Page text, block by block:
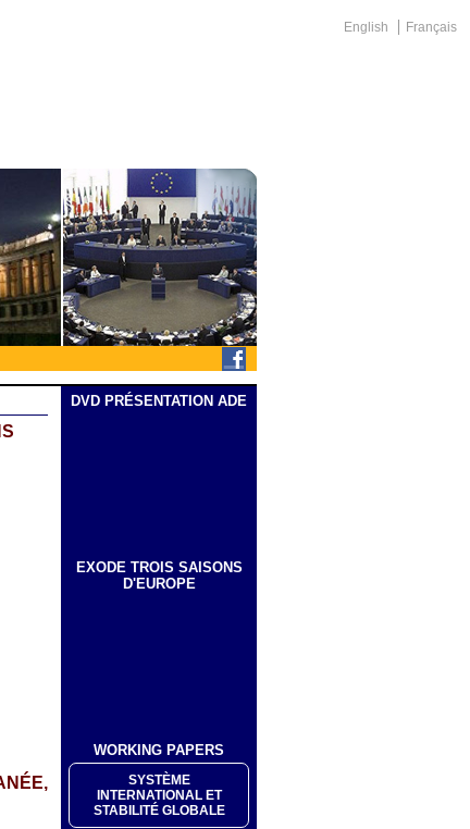
English Français
DVD PRÉSENTATION ADE
EXODE TROIS SAISONS
D'EUROPE
WORKING PAPERS
SYSTÈME
INTERNATIONAL ET
STABILITÉ GLOBALE